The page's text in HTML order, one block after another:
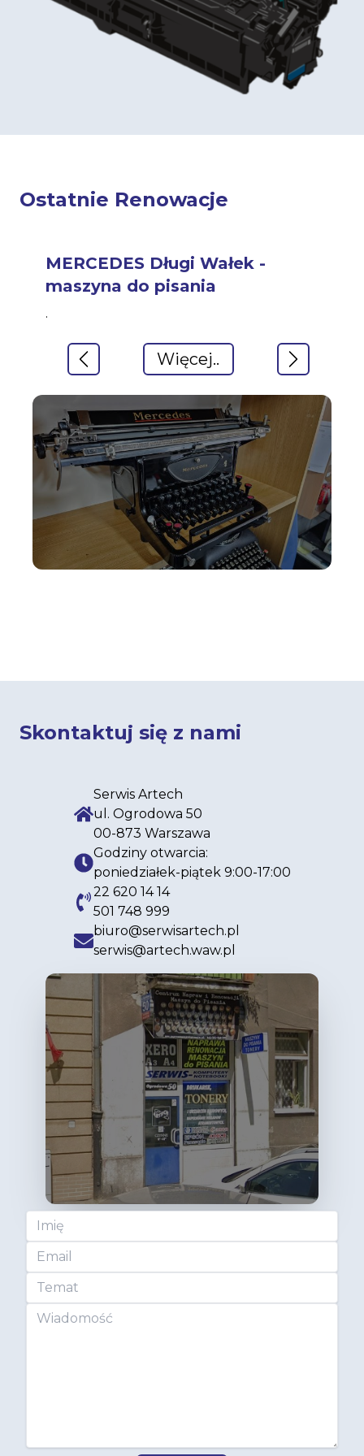
Ostatnie Renowacje
MERCEDES Długi Wałek -
maszyna do pisania
.
Więcej..
Skontaktuj się z nami
Serwis Artech
ul. Ogrodowa 50
00-873 Warszawa
Godziny otwarcia:
poniedziałek-piątek 9:00-17:00
22 620 14 14
501 748 999
biuro@serwisartech.pl
serwis@artech.waw.pl